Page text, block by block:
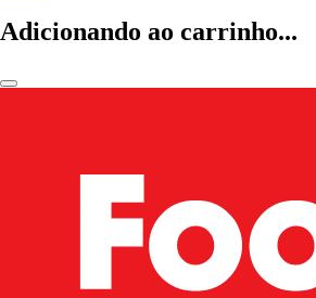
Adicionando ao carrinho...